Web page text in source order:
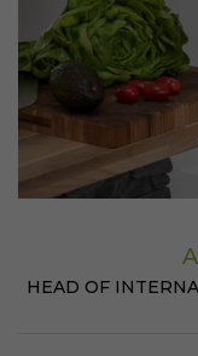
HEAD OF